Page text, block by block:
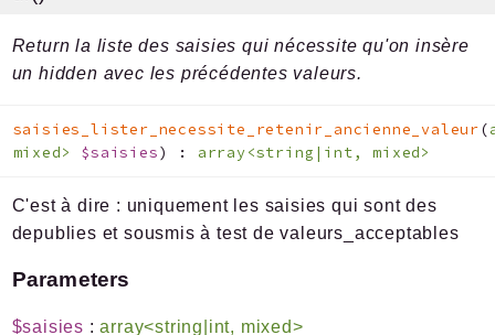
Return la liste des saisies qui nécessite qu'on insère
un hidden avec les précédentes valeurs.
saisies_lister_necessite_retenir_ancienne_valeur(
mixed> $saisies) : array<string|int, mixed>
C'est à dire : uniquement les saisies qui sont des
depublies et sousmis à test de valeurs_acceptables
Parameters
$saisies :array<string|int, mixed>